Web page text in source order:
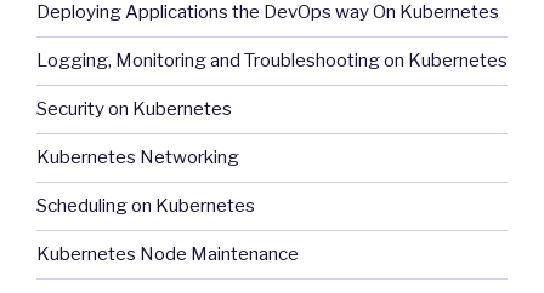
Deploying Applications the DevOps way On Kubernetes
Logging, Monitoring and Troubleshooting on Kubernetes
Security on Kubernetes
Kubernetes Networking
Scheduling on Kubernetes
Kubernetes Node Maintenance